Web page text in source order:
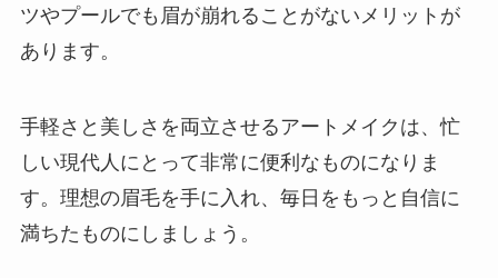
ツやプールでも眉が崩れることがないメリットが
あります。
手軽さと美しさを両立させるアートメイクは、忙
しい現代人にとって非常に便利なものになりま
す。理想の眉毛を手に入れ、毎日をもっと自信に
満ちたものにしましょう。